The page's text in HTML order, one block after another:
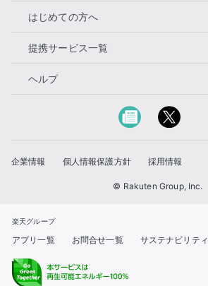
はじめての方へ
提携サービス一覧
ヘルプ
企業情報 個人情報保護方針 採用情報
© Rakuten Group, Inc.
楽天グループ
アプリ一覧 お問合せ一覧 サステナビリティ